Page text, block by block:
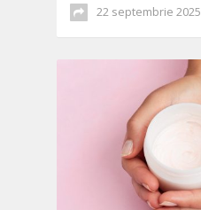
22 septembrie 2025